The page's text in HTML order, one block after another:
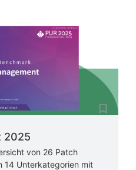
2025
von 26 Patch
14 Unterkategorien mit